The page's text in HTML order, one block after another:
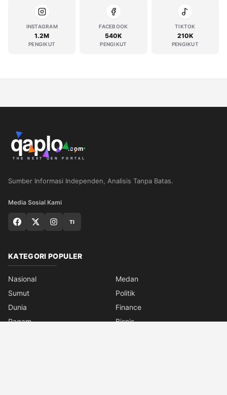
INSTAGRAM
1.2M
PENGIKUT
FACEBOOK
540K
PENGIKUT
TIKTOK
210K
PENGIKUT
Sumber Informasi Independen, Analisis Tanpa Batas.
Media Sosial Kami
TI
KATEGORI POPULER
Nasional
Medan
Sumut
Politik
Dunia
Finance
Ragam
Bisnis